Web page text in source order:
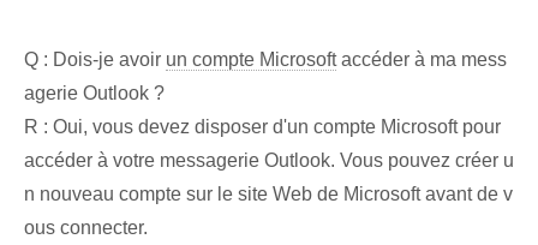
Q : Dois-je avoir un compte Microsoftaccéder⁢ à ma mess
agerie Outlook ?
R : Oui, vous devez disposer d'un compte Microsoft pour
accéder à votre messagerie Outlook. Vous pouvez créer u
n nouveau compte sur le site Web de Microsoft avant de v
ous connecter.